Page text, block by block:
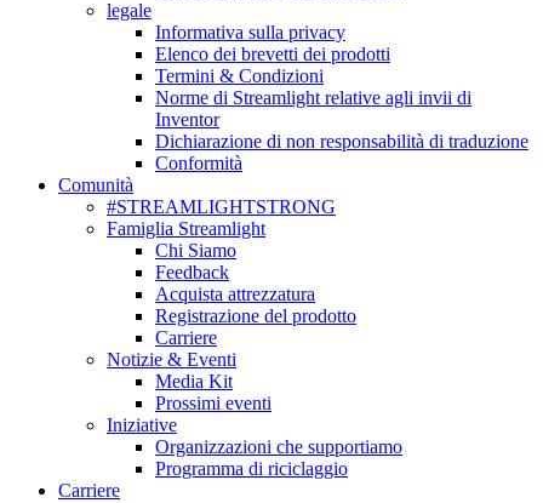
legale
Informativa sulla privacy
Elenco dei brevetti dei prodotti
Termini & Condizioni
Norme di Streamlight relative agli invii di
Inventor
Dichiarazione di non responsabilità di traduzione
Conformità
Comunità
#STREAMLIGHTSTRONG
Famiglia Streamlight
Chi Siamo
Feedback
Acquista attrezzatura
Registrazione del prodotto
Carriere
Notizie & Eventi
Media Kit
Prossimi eventi
Iniziative
Organizzazioni che supportiamo
Programma di riciclaggio
Carriere